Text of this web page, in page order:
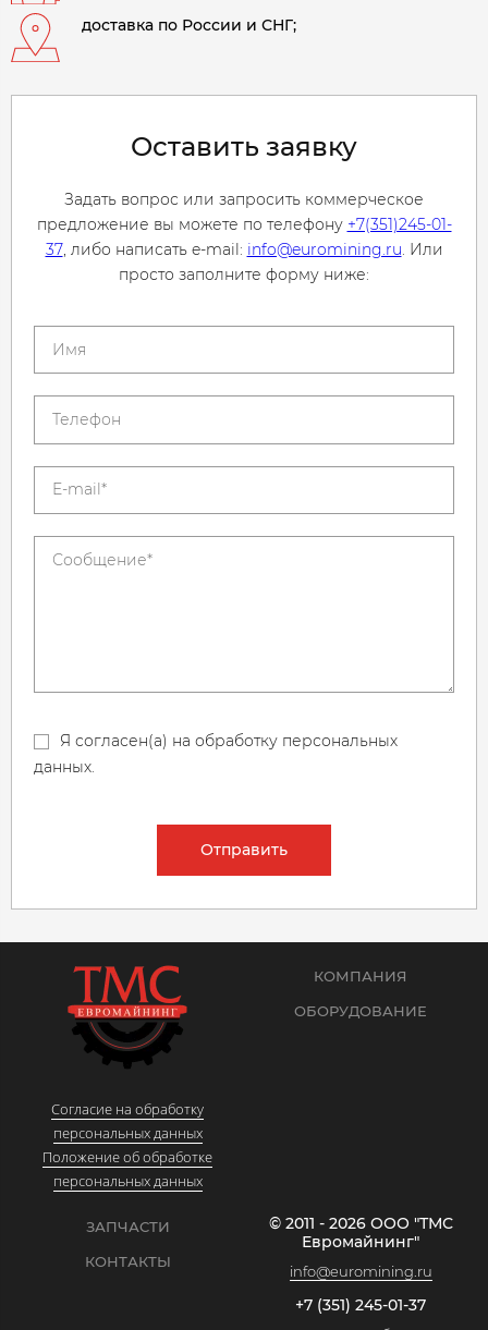
доставка по России и СНГ;
Оставить заявку
Задать вопрос или запросить коммерческое
предложение вы можете по телефону +7(351)245-01-
37, либо написать e-mail: info@euromining.ru. Или
просто заполните форму ниже:
Я согласен(а) на обработку персональных
данных.
Отправить
Согласие на обработку
персональных данных
Положение об обработке
персональных данных
КОМПАНИЯ
ОБОРУДОВАНИЕ
ЗАПЧАСТИ
КОНТАКТЫ
© 2011 - 2026 ООО "ТМС
Евромайнинг"
info@euromining.ru
+7 (351) 245-01-37